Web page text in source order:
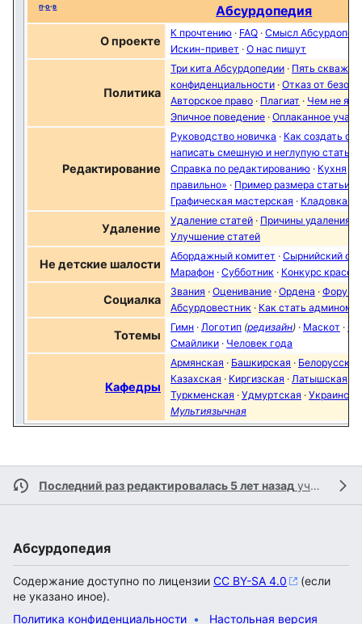
п·о·в Абсурдопедия
О проекте
К прочтению · FAQ · Смысл
Искин-привет · О нас пишут
Политика
Три кита Абсурдопедии · Пять скважин
конфиденциальности · Отказ от
Авторское право · Плагиат · Чем не
Эпичное поведение · Оплаканное
Редактирование
Руководство новичка · Как создать
написать смешную и неглупую статью
Справка по редактированию · Кухня
правильно» · Пример размера статьи
Графическая мастерская · Кладовка
Удаление
Удаление статей · Причины удаления
Улучшение статей
Не детские шалости
Абордажный комитет · Сырнийский
Марафон · Субботник · Конкурс
Социалка
Звания · Оценивание · Ордена · Форум
Абсурдовестник · Как стать админом
Тотемы
Гимн · Логотип (редизайн) · Маскот ·
Смайлики · Человек года
Кафедры
Армянская · Башкирская · Белорусская
Казахская · Киргизская · Латышская
Туркменская · Удмуртская ·
Мультиязычная
Последний раз редактировалась 5 лет назад участником
Абсурдопедия
Содержание доступно по лицензии CC BY-SA 4.0
(если
не указано иное).
Политика конфиденциальности
Настольная версия